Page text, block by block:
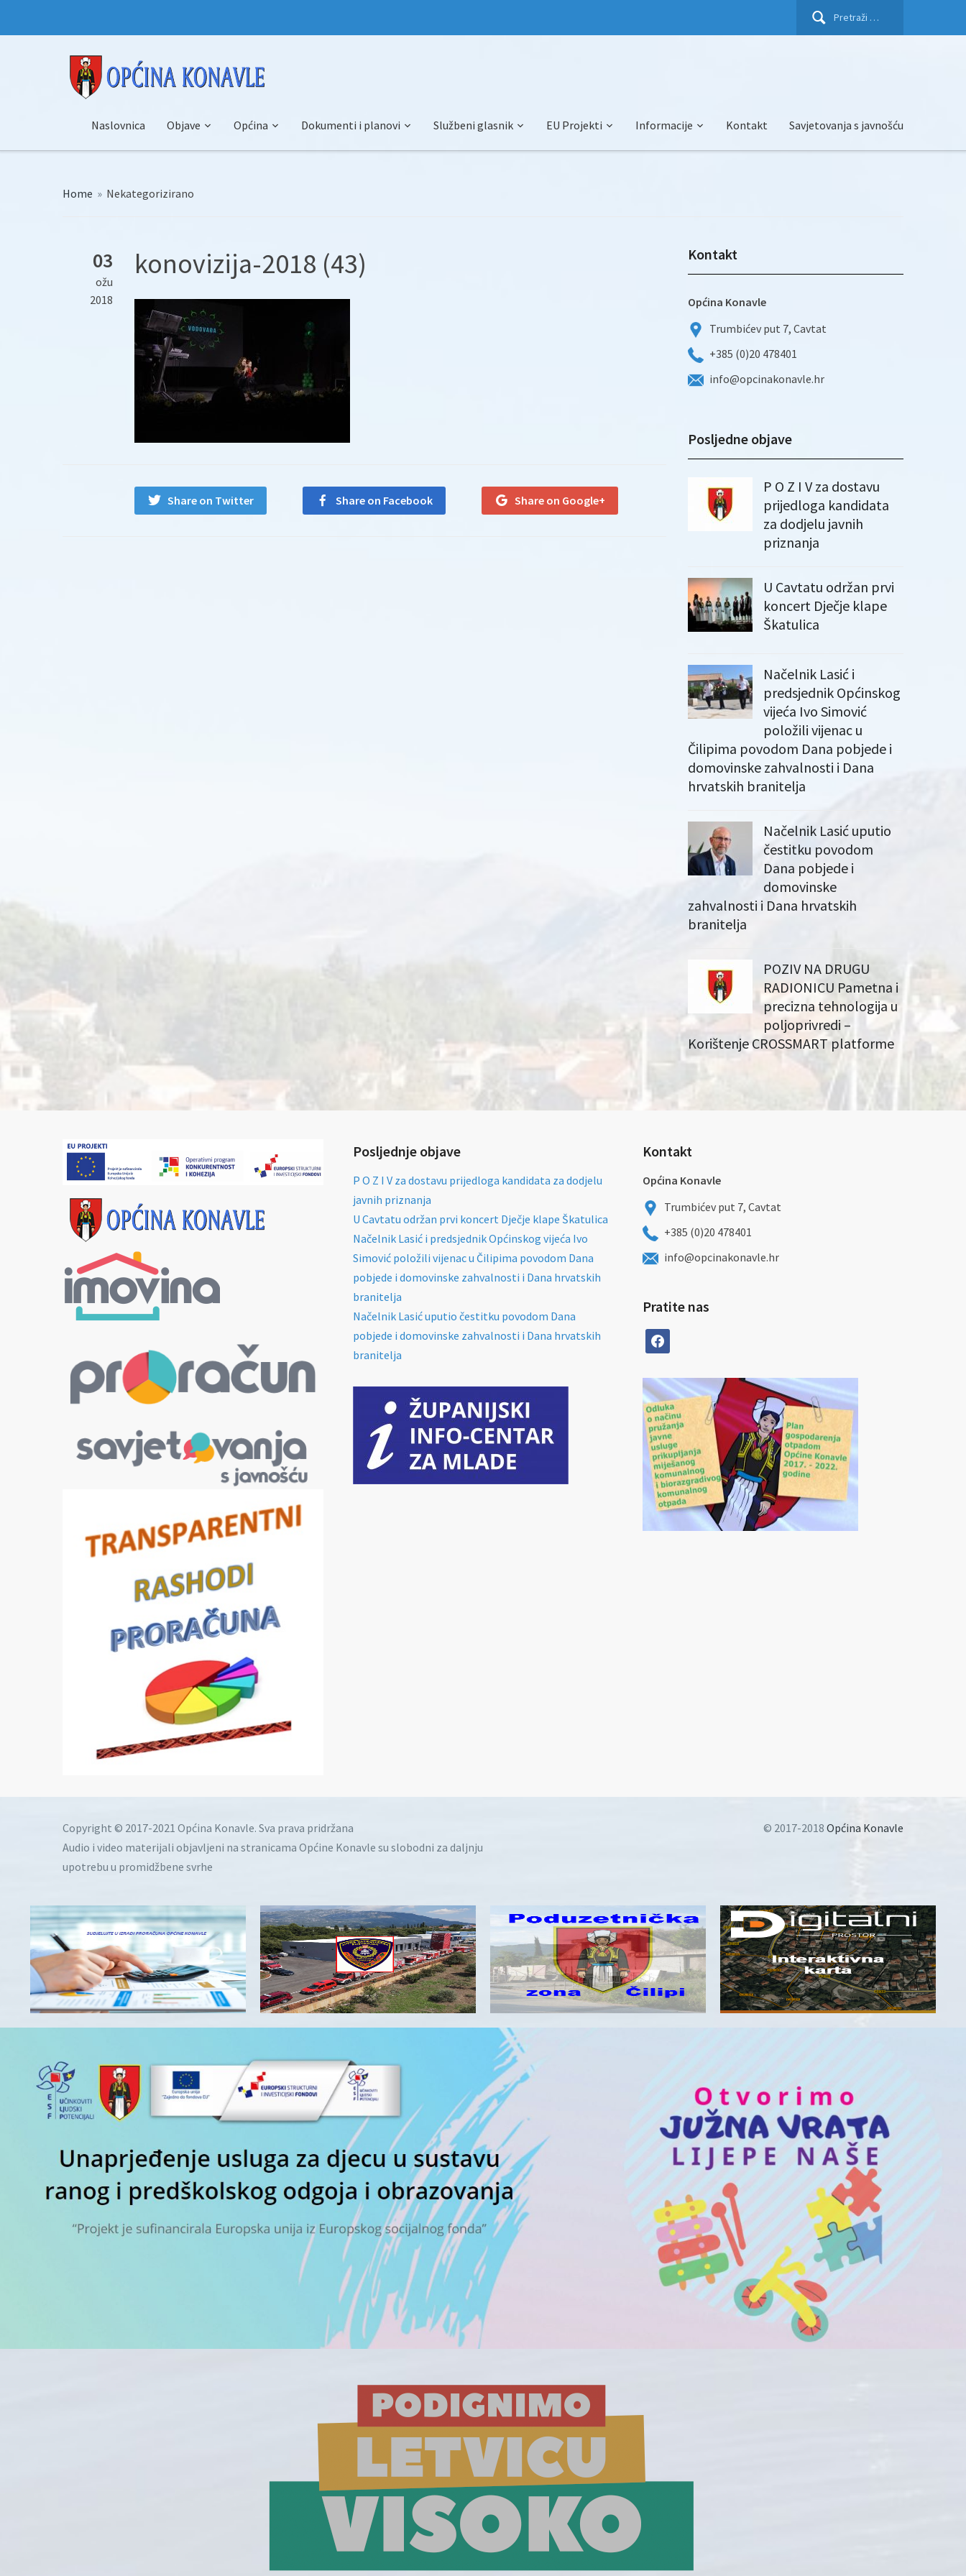
Pretraži:
Naslovnica Objave Općina Dokumenti i planovi Službeni glasnik EU Projekti Informacije Kontakt Savjetovanja s javnošću
Home » Nekategorizirano
03
ožu
2018
konovizija-2018 (43)
Share on Twitter Share on Facebook Share on Google+
Kontakt
Općina Konavle
Trumbićev put 7, Cavtat
+385 (0)20 478401
info@opcinakonavle.hr
Posljedne objave
P O Z I V za dostavu
prijedloga kandidata
za dodjelu javnih
priznanja
U Cavtatu održan prvi
koncert Dječje klape
Škatulica
Načelnik Lasić i
predsjednik Općinskog
vijeća Ivo Simović
položili vijenac u
Čilipima povodom Dana pobjede i
domovinske zahvalnosti i Dana
hrvatskih branitelja
Načelnik Lasić uputio
čestitku povodom
Dana pobjede i
domovinske
zahvalnosti i Dana hrvatskih
branitelja
POZIV NA DRUGU
RADIONICU Pametna i
precizna tehnologija u
poljoprivredi –
Korištenje CROSSMART platforme
Posljednje objave
P O Z I V za dostavu prijedloga kandidata za dodjelu
javnih priznanja
U Cavtatu održan prvi koncert Dječje klape Škatulica
Načelnik Lasić i predsjednik Općinskog vijeća Ivo
Simović položili vijenac u Čilipima povodom Dana
pobjede i domovinske zahvalnosti i Dana hrvatskih
branitelja
Načelnik Lasić uputio čestitku povodom Dana
pobjede i domovinske zahvalnosti i Dana hrvatskih
branitelja
Kontakt
Općina Konavle
Trumbićev put 7, Cavtat
+385 (0)20 478401
info@opcinakonavle.hr
Pratite nas
facebook
Copyright © 2017-2021 Općina Konavle. Sva prava pridržana
Audio i video materijali objavljeni na stranicama Općine Konavle su slobodni za daljnju
upotrebu u promidžbene svrhe
© 2017-2018 Općina Konavle